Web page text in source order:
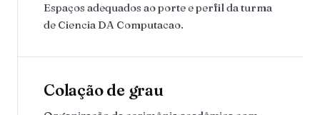
Espaços adequados ao porte e perfil da turma
de Ciencia DA Computacao.
Colação de grau